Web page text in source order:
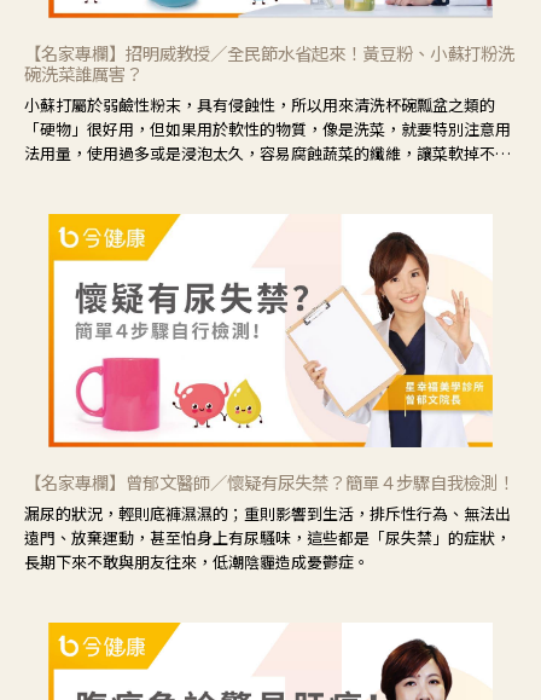
【名家專欄】招明威教授／全民節水省起來！黃豆粉、小蘇打粉洗
碗洗菜誰厲害？
小蘇打屬於弱鹼性粉末，具有侵蝕性，所以用來清洗杯碗瓢盆之類的
「硬物」很好用，但如果用於軟性的物質，像是洗菜，就要特別注意用
法用量，使用過多或是浸泡太久，容易腐蝕蔬菜的纖維，讓菜軟掉不清
【名家專欄】曾郁文醫師／懷疑有尿失禁？簡單４步驟自我檢測！
漏尿的狀況，輕則底褲濕濕的；重則影響到生活，排斥性行為、無法出
遠門、放棄運動，甚至怕身上有尿騷味，這些都是「尿失禁」的症狀，
長期下來不敢與朋友往來，低潮陰霾造成憂鬱症。